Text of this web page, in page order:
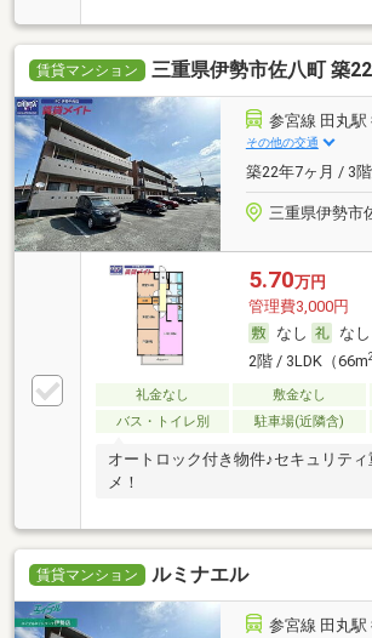
賃貸マンション 三重県伊勢市佐八町 築
参宮線 田丸駅
その他の交通
築22年7ヶ月 / 3
三重県伊勢市
5.70万円
管理費3,000円
なし
なし
2階 / 3LDK（66m2
礼金なし 敷金なし
バス・トイレ別
駐車場(近隣含)
オートロック付き物件♪セキュリテ
メ！
賃貸マンション ルミナエル
参宮線 田丸駅